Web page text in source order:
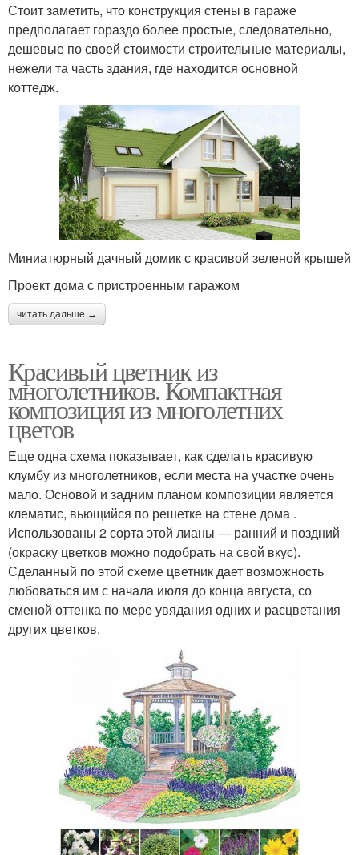
Стоит заметить, что конструкция стены в гараже
предполагает гораздо более простые, следовательно,
дешевые по своей стоимости строительные материалы,
нежели та часть здания, где находится основной
коттедж.
Миниатюрный дачный домик с красивой зеленой крышей
Проект дома с пристроенным гаражом
читать дальше →
Красивый цветник из
многолетников. Компактная
композиция из многолетних
цветов
Еще одна схема показывает, как сделать красивую
клумбу из многолетников, если места на участке очень
мало. Основой и задним планом композиции является
клематис, вьющийся по решетке на стене дома .
Использованы 2 сорта этой лианы — ранний и поздний
(окраску цветков можно подобрать на свой вкус).
Сделанный по этой схеме цветник дает возможность
любоваться им с начала июля до конца августа, со
сменой оттенка по мере увядания одних и расцветания
других цветков.